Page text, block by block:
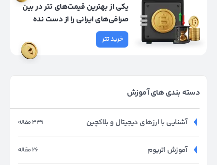
یکی از بهترین قیمت‌های تتر در بین
صرافی‌های ایرانی را از دست نده
خرید تتر
دسته بندی های آموزش
349 مقاله آشنایی با ارزهای دیجیتال و بلاکچین
26 مقاله آموزش اتریوم